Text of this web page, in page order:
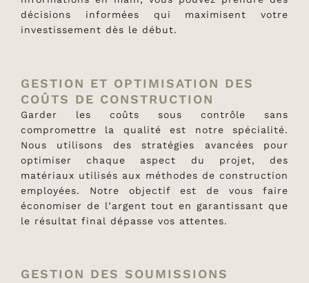
décisions informées qui maximisent votre
investissement dès le début.
GESTION ET OPTIMISATION DES
COÛTS DE CONSTRUCTION
Garder les coûts sous contrôle sans
compromettre la qualité est notre spécialité.
Nous utilisons des stratégies avancées pour
optimiser chaque aspect du projet, des
matériaux utilisés aux méthodes de construction
employées. Notre objectif est de vous faire
économiser de l’argent tout en garantissant que
le résultat final dépasse vos attentes.
GESTION DES SOUMISSIONS